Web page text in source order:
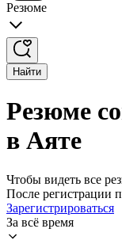
Резюме
Найти
Резюме
в Аяте
Чтобы видеть все
После регистрации
Зарегистрироваться
За всё время